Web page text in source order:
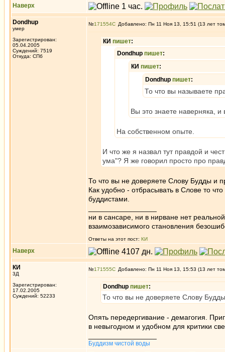
Наверх
Dondhup
умер
Зарегистрирован:
05.04.2005
Суждений: 7519
Откуда: СПб
№171554 Добавлено: Пн 11 Ноя 13, 15:51 (13 лет
КИ пишет:
Dondhup пишет:
КИ пишет:
Dondhup пишет:
То что вы называете
Вы это знаете наверняка,
На собственном опыте.
И что же я назвал тут правдой и
ума"? Я же говорил просто про
То что вы не доверяете Слову Будды и
Как удобно - отбрасывать в Слове то
буддистами.
ни в сансаре, ни в нирване нет
взаимозависимого становления
Ответы на этот пост: КИ
Наверх
КИ
3Д
Зарегистрирован:
17.02.2005
Суждений: 52233
№171555 Добавлено: Пн 11 Ноя 13, 15:53 (13 лет
Dondhup пишет:
То что вы не доверяете Слову Будды
Опять передергивание - демагогия.
в невыгодном и удобном для критики
Буддизм чистой воды